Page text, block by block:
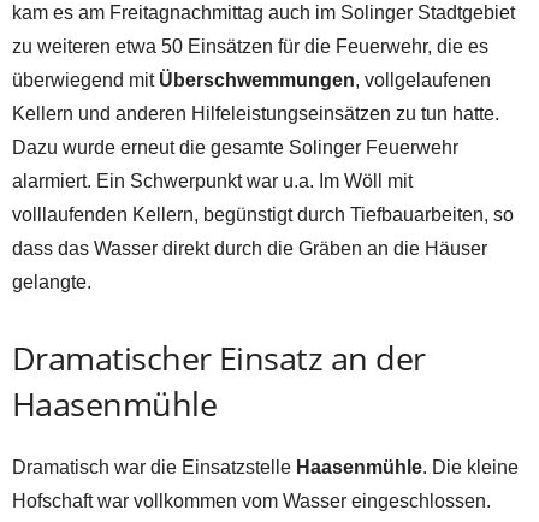
kam es am Freitagnachmittag auch im Solinger Stadtgebiet
zu weiteren etwa 50 Einsätzen für die Feuerwehr, die es
überwiegend mit Überschwemmungen, vollgelaufenen
Kellern und anderen Hilfeleistungseinsätzen zu tun hatte.
Dazu wurde erneut die gesamte Solinger Feuerwehr
alarmiert. Ein Schwerpunkt war u.a. Im Wöll mit
volllaufenden Kellern, begünstigt durch Tiefbauarbeiten, so
dass das Wasser direkt durch die Gräben an die Häuser
gelangte.
Dramatischer Einsatz an der
Haasenmühle
Dramatisch war die Einsatzstelle Haasenmühle. Die kleine
Hofschaft war vollkommen vom Wasser eingeschlossen.